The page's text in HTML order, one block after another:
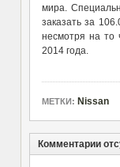
мира.
заказать за
несмотря на то
2014 года.
МЕТКИ: Nissan
Комментарии